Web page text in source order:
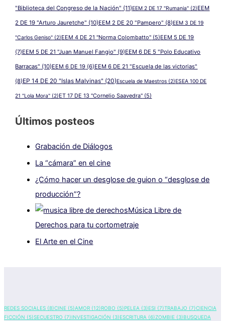
"Biblioteca del Congreso de la Nación" (11)EEM 2 DE 17 "Rumania" (2)EEM
2 DE 19 "Arturo Jauretche" (10)EEM 2 DE 20 "Pampero" (8)EEM 3 DE 19
"Carlos Geniso" (2)EEM 4 DE 21 "Norma Colombatto" (5)EEM 5 DE 19
(7)EEM 5 DE 21 "Juan Manuel Fangio" (9)EEM 6 DE 5 "Polo Educativo
Barracas" (10)EEM 6 DE 19 (6)EEM 6 DE 21 "Escuela de las victorias"
(8)EP 14 DE 20 "Islas Malvinas" (20)Escuela de Maestros (2)ESEA 100 DE
21 "Lola Mora" (2)ET 17 DE 13 "Cornelio Saavedra" (5)
Últimos posteos
Grabación de Diálogos
La “cámara” en el cine
¿Cómo hacer un desglose de guion o “desglose de
producción”?
Música Libre de
Derechos para tu cortometraje
El Arte en el Cine
REDES SOCIALES (8)CINE (5)AMOR (12)ROBO (5)PELEA (3)ESI (7)TRABAJO (7)CIENCIA
FICCIÓN (5)SECUESTRO (7)INVESTIGACIÓN (3)ESCRITURA (6)ZOMBIE (3)BUSQUEDA